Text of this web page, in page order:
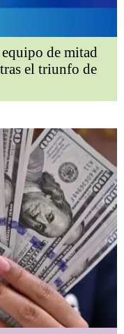
equipo de mitad
el triunfo de